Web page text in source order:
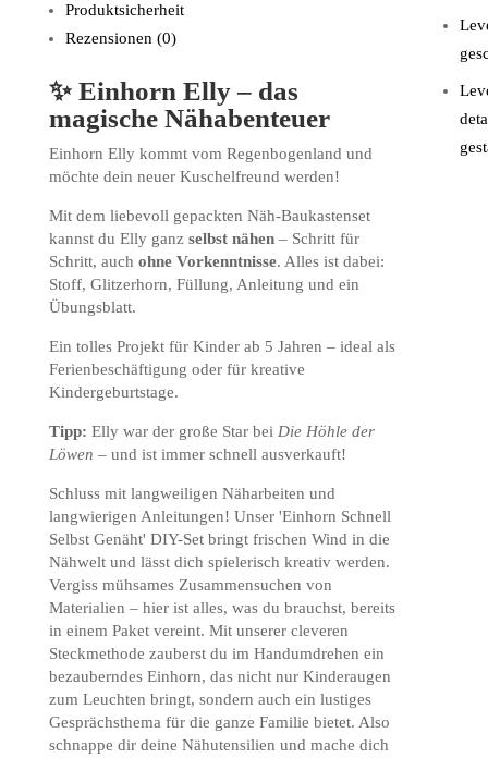
Produktsicherheit
Rezensionen (0)
✨ Einhorn Elly – das
magische Nähabenteuer
Einhorn Elly kommt vom Regenbogenland und
möchte dein neuer Kuschelfreund werden!
Mit dem liebevoll gepackten Näh-Baukastenset
kannst du Elly ganz selbst nähen– Schritt für
Schritt, auch ohne Vorkenntnisse. Alles ist dabei:
Stoff, Glitzerhorn, Füllung, Anleitung und ein
Übungsblatt.
Ein tolles Projekt für Kinder ab 5 Jahren – ideal als
Ferienbeschäftigung oder für kreative
Kindergeburtstage.
Tipp: Elly war der große Star bei Die Höhle der
Löwen – und ist immer schnell ausverkauft!
Schluss mit langweiligen Näharbeiten und
langwierigen Anleitungen! Unser 'Einhorn Schnell
Selbst Genäht' DIY-Set bringt frischen Wind in die
Nähwelt und lässt dich spielerisch kreativ werden.
Vergiss mühsames Zusammensuchen von
Materialien – hier ist alles, was du brauchst, bereits
in einem Paket vereint. Mit unserer cleveren
Steckmethode zauberst du im Handumdrehen ein
bezauberndes Einhorn, das nicht nur Kinderaugen
zum Leuchten bringt, sondern auch ein lustiges
Gesprächsthema für die ganze Familie bietet. Also
schnappe dir deine Nähutensilien und mache dich